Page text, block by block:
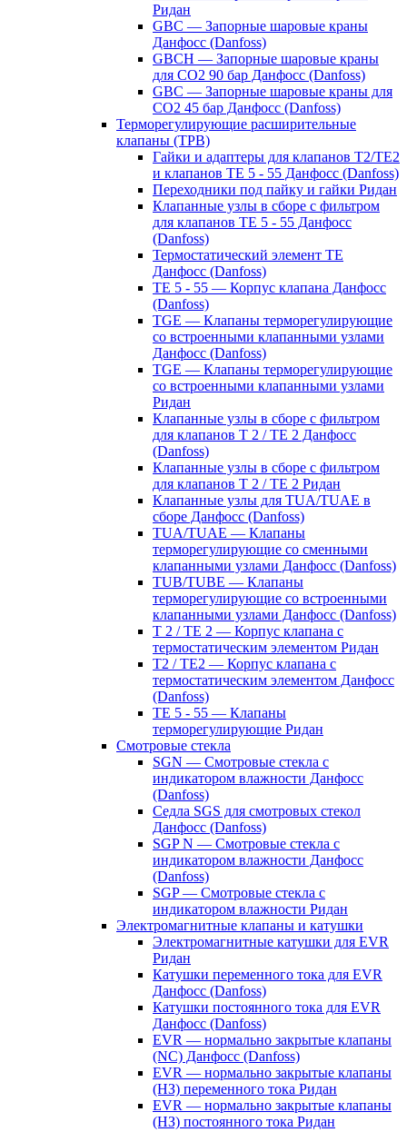
Ридан
GBC — Запорные шаровые краны
Данфосс (Danfoss)
GBCH — Запорные шаровые краны
для CO2 90 бар Данфосс (Danfoss)
GBC — Запорные шаровые краны для
CO2 45 бар Данфосс (Danfoss)
Терморегулирующие расширительные
клапаны (ТРВ)
Гайки и адаптеры для клапанов T2/TE2
и клапанов TE 5 - 55 Данфосс (Danfoss)
Переходники под пайку и гайки Ридан
Клапанные узлы в сборе с фильтром
для клапанов TE 5 - 55 Данфосс
(Danfoss)
Термостатический элемент TE
Данфосс (Danfoss)
TE 5 - 55 — Корпус клапана Данфосс
(Danfoss)
TGE — Клапаны терморегулирующие
со встроенными клапанными узлами
Данфосс (Danfoss)
TGE — Клапаны терморегулирующие
со встроенными клапанными узлами
Ридан
Клапанные узлы в сборе с фильтром
для клапанов T 2 / TE 2 Данфосс
(Danfoss)
Клапанные узлы в сборе с фильтром
для клапанов T 2 / TE 2 Ридан
Клапанные узлы для TUA/TUAE в
сборе Данфосс (Danfoss)
TUA/TUAE — Клапаны
терморегулирующие со сменными
клапанными узлами Данфосс (Danfoss)
TUB/TUBE — Клапаны
терморегулирующие со встроенными
клапанными узлами Данфосс (Danfoss)
T 2 / TE 2 — Корпус клапана с
термостатическим элементом Ридан
T2 / TE2 — Корпус клапана с
термостатическим элементом Данфосс
(Danfoss)
TE 5 - 55 — Клапаны
терморегулирующие Ридан
Смотровые стекла
SGN — Смотровые стекла с
индикатором влажности Данфосс
(Danfoss)
Седла SGS для смотровых стекол
Данфосс (Danfoss)
SGP N — Смотровые стекла с
индикатором влажности Данфосс
(Danfoss)
SGP — Смотровые стекла с
индикатором влажности Ридан
Электромагнитные клапаны и катушки
Электромагнитные катушки для EVR
Ридан
Катушки переменного тока для EVR
Данфосс (Danfoss)
Катушки постоянного тока для EVR
Данфосс (Danfoss)
EVR — нормально закрытые клапаны
(NC) Данфосс (Danfoss)
EVR — нормально закрытые клапаны
(НЗ) переменного тока Ридан
EVR — нормально закрытые клапаны
(НЗ) постоянного тока Ридан